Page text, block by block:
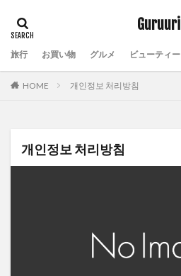
Guruuri
旅行 お買い物 グルメ ビューティー
HOME 개인정보 처리방침
개인정보 처리방침